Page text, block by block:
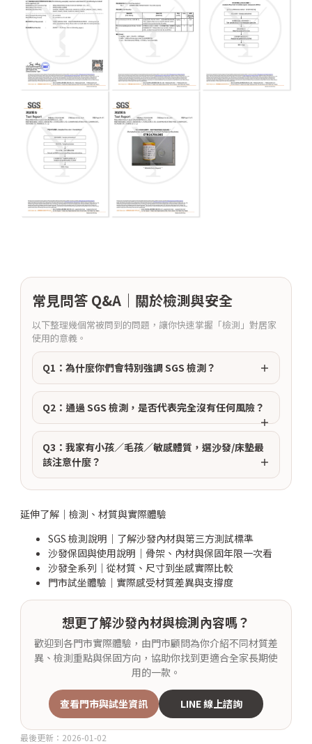
常見問答 Q&A｜關於檢測與安全
以下整理幾個常被問到的問題，讓你快速掌握「檢測」對居家
使用的意義。
Q1：為什麼你們會特別強調 SGS 檢測？
Q2：通過 SGS 檢測，是否代表完全沒有任何風險？
Q3：我家有小孩／毛孩／敏感體質，選沙發/床墊最
該注意什麼？
延伸了解｜檢測、材質與實際體驗
SGS 檢測說明｜了解沙發內材與第三方測試標準
沙發保固與使用說明｜骨架、內材與保固年限一次看
沙發全系列｜從材質、尺寸到坐感實際比較
門市試坐體驗｜實際感受材質差異與支撐度
想更了解沙發內材與檢測內容嗎？
歡迎到各門市實際體驗，由門市顧問為你介紹不同材質差
異、檢測重點與保固方向，協助你找到更適合全家長期使
用的一款。
查看門市與試坐資訊 LINE 線上諮詢
最後更新：2026-01-02